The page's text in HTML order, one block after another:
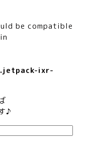
be compatible
ixr-
♪